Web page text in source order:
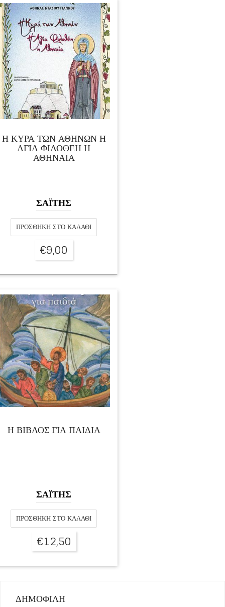
Η ΚΥΡΑ ΤΩΝ ΑΘΗΝΩΝ Η
ΑΓΙΑ ΦΙΛΟΘΕΗ Η
ΑΘΗΝΑΙΑ
ΣΑΪΤΗΣ
ΠΡΟΣΘΉΚΗ ΣΤΟ ΚΑΛΆΘΙ
€9,00
Η ΒΙΒΛΟΣ ΓΙΑ ΠΑΙΔΙΑ
ΣΑΪΤΗΣ
ΠΡΟΣΘΉΚΗ ΣΤΟ ΚΑΛΆΘΙ
€12,50
ΔΗΜΟΦΙΛΗ